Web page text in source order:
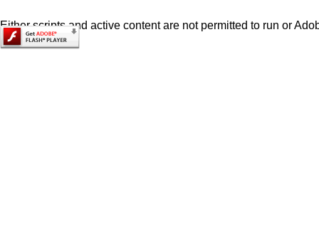
Either scripts and active content are not permitted to run or